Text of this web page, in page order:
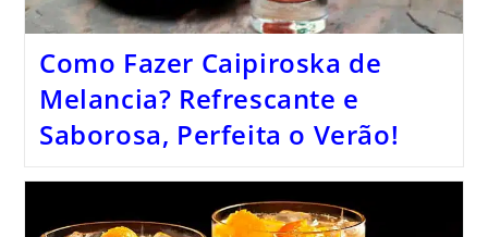
Como Fazer Caipiroska de
Melancia? Refrescante e
Saborosa, Perfeita o Verão!